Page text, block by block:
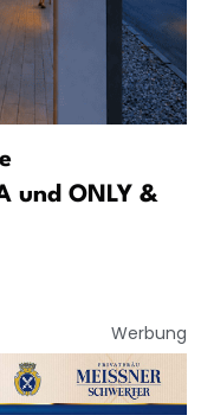
und ONLY &
Werbung